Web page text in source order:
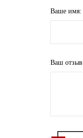
Ваше имя:
Ваш отзыв